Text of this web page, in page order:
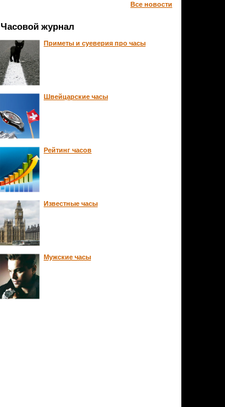
Все новости
Часовой журнал
Приметы и суеверия про часы
Швейцарские часы
Рейтинг часов
Известные часы
Мужские часы